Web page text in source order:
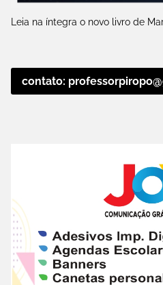
Leia na íntegra o novo livro de
contato: